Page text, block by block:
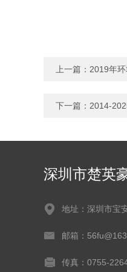
上一篇： 2019年
下一篇： 2014-
深圳市楚英
地址：深圳市宝
邮箱：
传真：0755-